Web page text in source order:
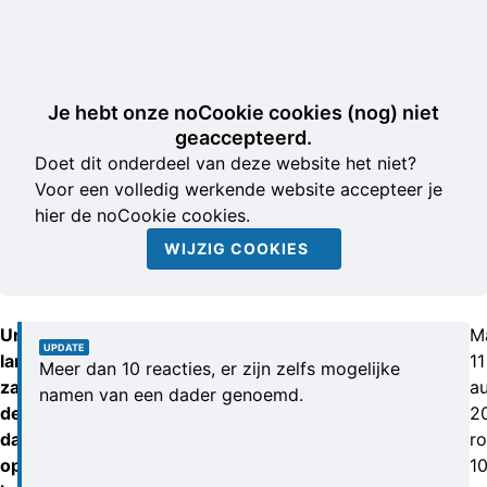
Je hebt onze noCookie cookies (nog) niet
geaccepteerd.
Doet dit onderdeel van deze website het niet?
Voor een volledig werkende website accepteer je
hier de noCookie cookies.
WIJZIG COOKIES
Uren
lang
zaten
de
daders
op
UPDATE
Meer dan 10 reacties, er zijn zelfs mogelijke
namen van een dader genoemd.
11